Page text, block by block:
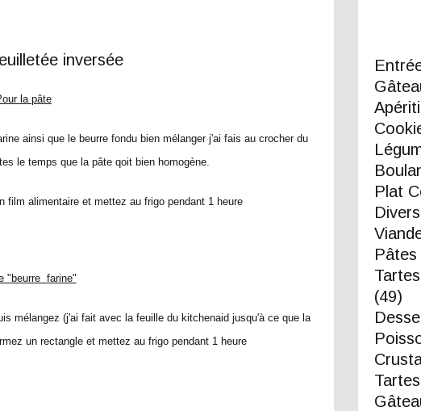
la pâte
ainsi que le beurre fondu bien mélanger j'ai fais au crocher du
le temps que la pâte qoit bien homogène.
alimentaire et mettez au frigo pendant 1 heure
"beurre farine"
mélangez (j'ai fait avec la feuille du kitchenaid jusqu'à ce que la
un rectangle et mettez au frigo pendant 1 heure
Plat
Pâtes
(49)